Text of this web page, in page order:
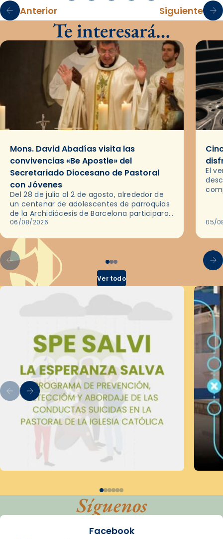
Anterior Siguiente
Te interesará…
Mons. David Abadías visita las
convivencias «Be Apostle» del
Secretariado Diocesano de Pastoral
con Jóvenes
Del 28 de julio al 2 de agosto, alrededor de
un centenar de adolescentes de parroquias
de la Archidiócesis de Barcelona participaron
en las convivencias Be Apostle, organizadas
06/08/2026
El
05/
Ver todo
Síguenos
Facebook